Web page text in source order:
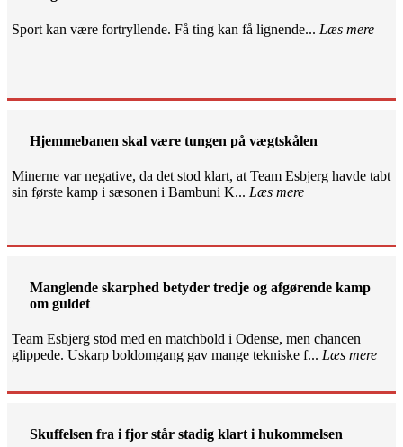
Sport kan være fortryllende. Få ting kan få lignende... Læs mere
Hjemmebanen skal være tungen på vægtskålen
Minerne var negative, da det stod klart, at Team Esbjerg havde tabt
sin første kamp i sæsonen i Bambuni K... Læs mere
Manglende skarphed betyder tredje og afgørende kamp
om guldet
Team Esbjerg stod med en matchbold i Odense, men chancen
glippede. Uskarp boldomgang gav mange tekniske f... Læs mere
Skuffelsen fra i fjor står stadig klart i hukommelsen